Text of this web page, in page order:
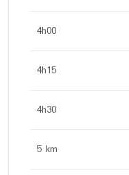
4h00
4h15
4h30
5 km